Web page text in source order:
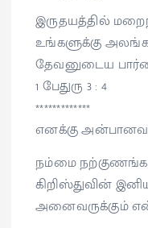
இருதயத்தில்
உங்களுக்கு
தேவனுடைய
1 பேதுரு 3 : 4
*************
எனக்கு
நம்மை
கிறிஸ்துவின்
அனைவருக்கும்